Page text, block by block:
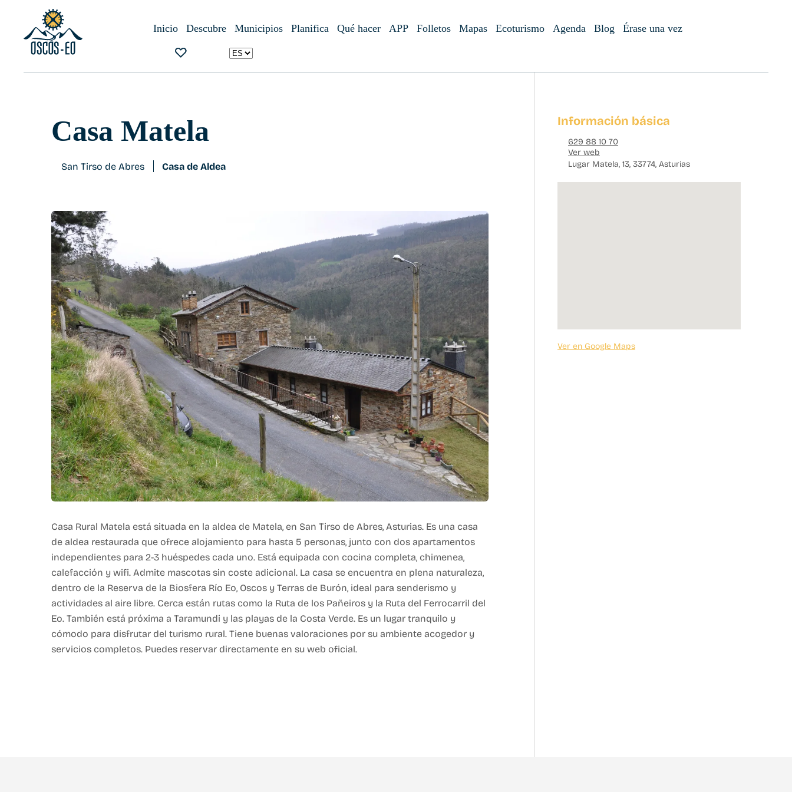
Inicio Descubre Municipios Planifica Qué hacer APP Folletos Mapas Ecoturismo Agenda Blog Érase una vez
Inicio¿Qué visitar?
Casa Matela
San Tirso de Abres Casa de Aldea
Casa Rural Matela está situada en la aldea de Matela, en San Tirso de Abres, Asturias. Es una casa
de aldea restaurada que ofrece alojamiento para hasta 5 personas, junto con dos apartamentos
independientes para 2-3 huéspedes cada uno. Está equipada con cocina completa, chimenea,
calefacción y wifi. Admite mascotas sin coste adicional. La casa se encuentra en plena naturaleza,
dentro de la Reserva de la Biosfera Río Eo, Oscos y Terras de Burón, ideal para senderismo y
actividades al aire libre. Cerca están rutas como la Ruta de los Pañeiros y la Ruta del Ferrocarril del
Eo. También está próxima a Taramundi y las playas de la Costa Verde. Es un lugar tranquilo y
cómodo para disfrutar del turismo rural. Tiene buenas valoraciones por su ambiente acogedor y
servicios completos. Puedes reservar directamente en su web oficial.
Información básica
629 88 10 70
Ver web
Lugar Matela, 13, 33774, Asturias
Ver en Google Maps